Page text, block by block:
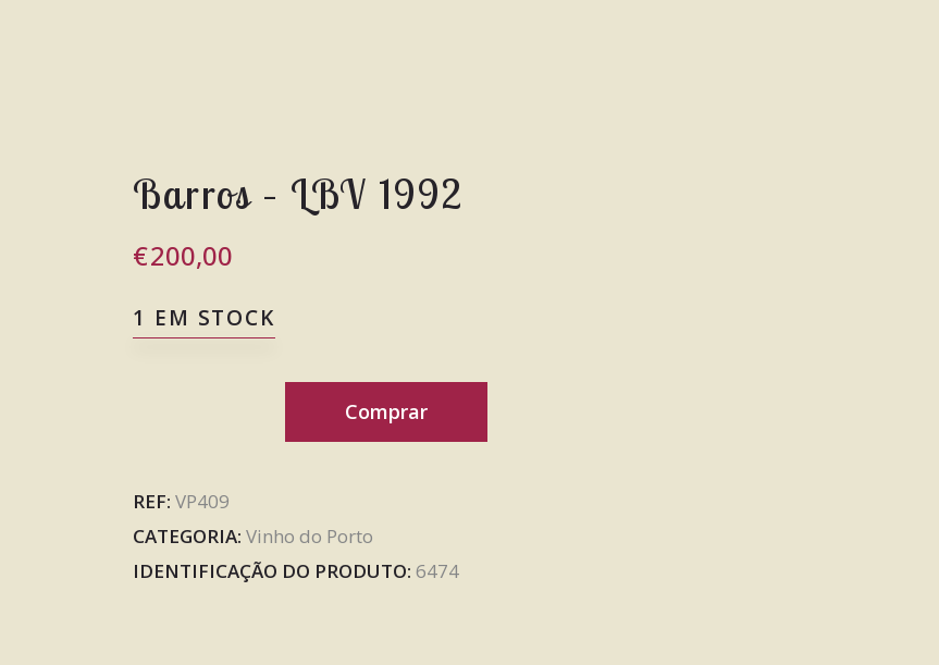
Barros – LBV 1992
€200,00
1 EM STOCK
Comprar
REF: VP409
CATEGORIA: Vinho do Porto
IDENTIFICAÇÃO DO PRODUTO: 6474